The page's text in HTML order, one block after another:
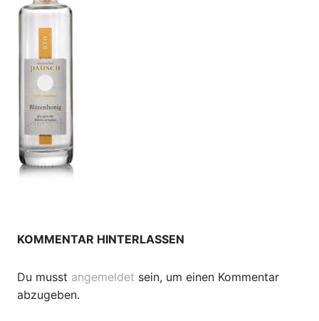
KOMMENTAR HINTERLASSEN
Du musst angemeldet sein, um einen Kommentar
abzugeben.